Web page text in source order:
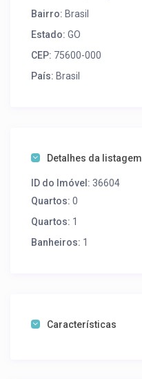
Bairro: Brasil
Estado: GO
CEP: 75600-000
País: Brasil
Detalhes da listagem
ID do Imóvel: 36604
Quartos: 0
Quartos: 1
Banheiros: 1
Características